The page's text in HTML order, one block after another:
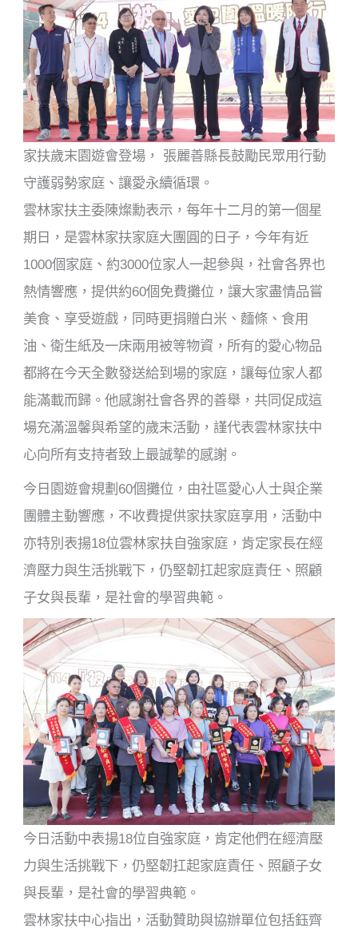
家扶歲末園遊會登場， 張麗善縣長鼓勵民眾用行動
守護弱勢家庭、讓愛永續循環。
雲林家扶主委陳燦勳表示，每年十二月的第一個星
期日，是雲林家扶家庭大團圓的日子，今年有近
1000個家庭、約3000位家人一起參與，社會各界也
熱情響應，提供約60個免費攤位，讓大家盡情品嘗
美食、享受遊戲，同時更捐贈白米、麵條、食用
油、衛生紙及一床兩用被等物資，所有的愛心物品
都將在今天全數發送給到場的家庭，讓每位家人都
能滿載而歸。他感謝社會各界的善舉，共同促成這
場充滿溫馨與希望的歲末活動，謹代表雲林家扶中
心向所有支持者致上最誠摯的感謝。
今日園遊會規劃60個攤位，由社區愛心人士與企業
團體主動響應，不收費提供家扶家庭享用，活動中
亦特別表揚18位雲林家扶自強家庭，肯定家長在經
濟壓力與生活挑戰下，仍堅韌扛起家庭責任、照顧
子女與長輩，是社會的學習典範。
今日活動中表揚18位自強家庭，肯定他們在經濟壓
力與生活挑戰下，仍堅韌扛起家庭責任、照顧子女
與長輩，是社會的學習典範。
雲林家扶中心指出，活動贊助與協辦單位包括鈺齊